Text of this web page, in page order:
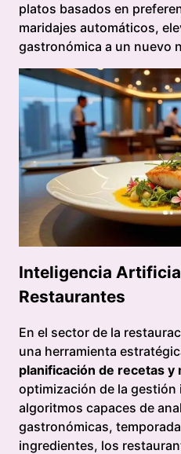
platos basados en
maridajes automáticos,
gastronómica a un nuevo
Inteligencia
Restaurantes
En el sector de la
una herramienta
planificación de recetas y
optimización de la gestión
algoritmos capaces de
gastronómicas,
ingredientes, los